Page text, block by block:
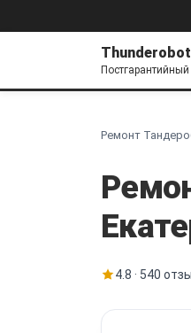
Постгарантийный
Ремонт
4.8 · 540